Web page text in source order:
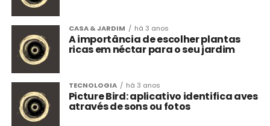
CASA & JARDIM há 3 anos
A importância de escolher plantas
ricas em néctar para o seu jardim
TECNOLOGIA há 3 anos
Picture Bird: aplicativo identifica aves
através de sons ou fotos